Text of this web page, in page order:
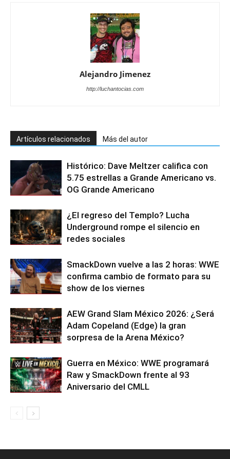
Alejandro Jimenez
http://luchantocias.com
Artículos relacionados Más del autor
Histórico: Dave Meltzer califica con
5.75 estrellas a Grande Americano vs.
OG Grande Americano
¿El regreso del Templo? Lucha
Underground rompe el silencio en
redes sociales
SmackDown vuelve a las 2 horas: WWE
confirma cambio de formato para su
show de los viernes
AEW Grand Slam México 2026: ¿Será
Adam Copeland (Edge) la gran
sorpresa de la Arena México?
Guerra en México: WWE programará
Raw y SmackDown frente al 93
Aniversario del CMLL